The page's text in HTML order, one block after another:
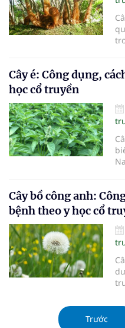
tử.
Cây é: Công dụng,
học cổ truyền
Cây bồ công anh:
bệnh theo y học cổ
Trước